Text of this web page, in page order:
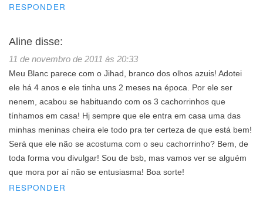
RESPONDER
Aline disse:
11 de novembro de 2011 às 20:33
Meu Blanc parece com o Jihad, branco dos olhos azuis! Adotei
ele há 4 anos e ele tinha uns 2 meses na época. Por ele ser
nenem, acabou se habituando com os 3 cachorrinhos que
tínhamos em casa! Hj sempre que ele entra em casa uma das
minhas meninas cheira ele todo pra ter certeza de que está bem!
Será que ele não se acostuma com o seu cachorrinho? Bem, de
toda forma vou divulgar! Sou de bsb, mas vamos ver se alguém
que mora por aí não se entusiasma! Boa sorte!
RESPONDER